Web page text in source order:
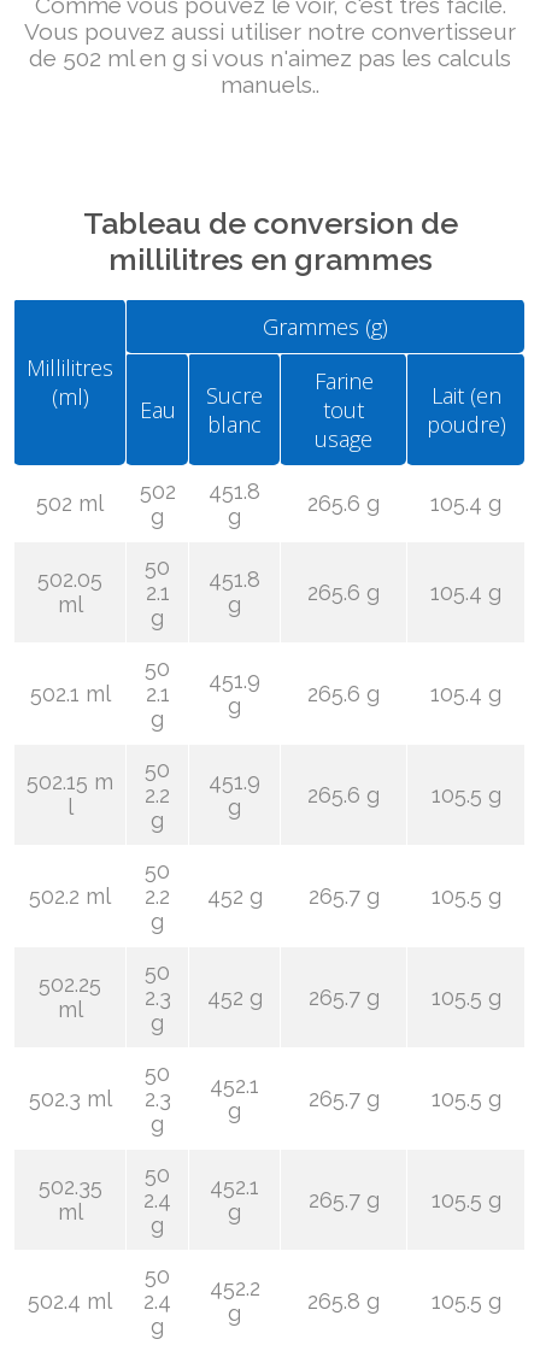
Vous pouvez aussi utiliser notre convertisseur
de 502 ml en g si vous n'aimez pas les calculs
manuels..
Tableau de conversion de
millilitres en grammes
Millilitres
(ml)
Grammes (g)
Eau
Sucre
blanc
Farine
tout
usage
Lait (en
poudre)
502 ml
502
g
451.8
g
265.6 g 105.4 g
502.05
ml
50
2.1
g
451.8
g
265.6 g 105.4 g
502.1 ml
50
2.1
g
451.9
g
265.6 g 105.4 g
502.15 m
l
50
2.2
g
451.9
g
265.6 g 105.5 g
502.2 ml
50
2.2
g
452 g 265.7 g 105.5 g
502.25
ml
50
2.3
g
452 g 265.7 g 105.5 g
502.3 ml
50
2.3
g
452.1
g
265.7 g 105.5 g
502.35
ml
50
2.4
g
452.1
g
265.7 g 105.5 g
502.4 ml
50
2.4
g
452.2
g
265.8 g 105.5 g